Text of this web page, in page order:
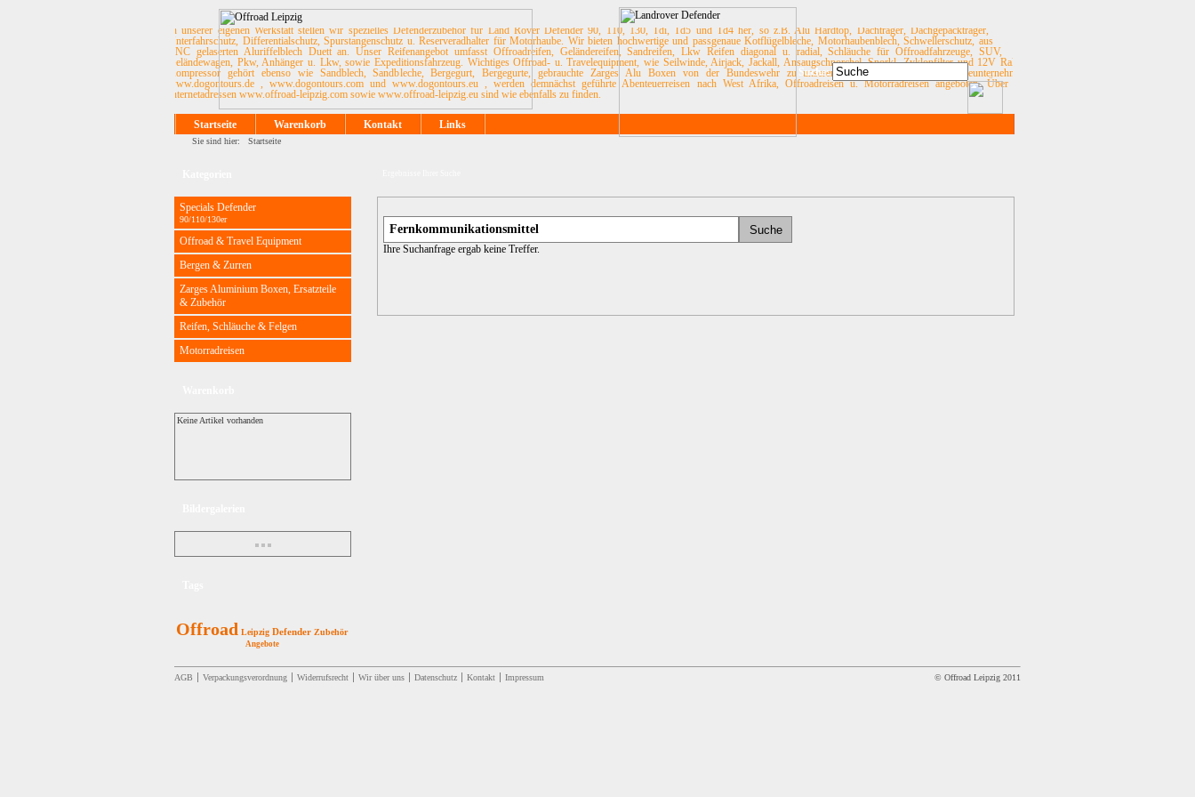
In unserer eigenen Werkstatt stellen wir spezielles Defenderzubehör für Land Rover Defender 90, 110, 130, Tdi, Td5 und Td4 her, so z.B. Alu Hardtop, Dachträger, Dachgepäckträger,
Unterfahrschutz, Differentialschutz, Spurstangenschutz u. Reserveradhalter für Motorhaube. Wir bieten hochwertige und passgenaue Kotflügelbleche, Motorhaubenblech, Schwellerschutz, aus
CNC gelaserten Aluriffelblech Duett an. Unser Reifenangebot umfasst Offroadreifen, Geländereifen, Sandreifen, Lkw Reifen diagonal u. radial, Schläuche für Offroadfahrzeuge, SUV,
Geländewagen, Pkw, Anhänger u. Lkw, sowie Expeditionsfahrzeug. Wichtiges Offroad- u. Travelequipment, wie Seilwinde, Airjack, Jackall, Ansaugschnorchel, Snorkl, Zyklonfilter und 12V Rallye
Kompressor gehört ebenso wie Sandblech, Sandbleche, Bergegurt, Bergegurte, gebrauchte Zarges Alu Boxen von der Bundeswehr zu unserem Angebot. Über unser Reiseunternehmen
www.dogontours.de , www.dogontours.com und www.dogontours.eu , werden demnächst geführte Abenteuerreisen nach West Afrika, Offroadreisen u. Motorradreisen angeboten. Über die
Internetadressen www.offroad-leipzig.com sowie www.offroad-leipzig.eu sind wie ebenfalls zu finden.
Suche:
Startseite Warenkorb Kontakt Links
Sie sind hier: Startseite
Specials Defender
90/110/130er
Offroad & Travel Equipment
Bergen & Zurren
Zarges Aluminium Boxen, Ersatzteile
& Zubehör
Reifen, Schläuche & Felgen
Motorradreisen
Keine Artikel vorhanden
Offroad Leipzig Defender Zubehör
Angebote
Ihre Suchanfrage ergab keine Treffer.
AGB Verpackungsverordnung Widerrufsrecht Wir über uns Datenschutz Kontakt Impressum © Offroad Leipzig 2011